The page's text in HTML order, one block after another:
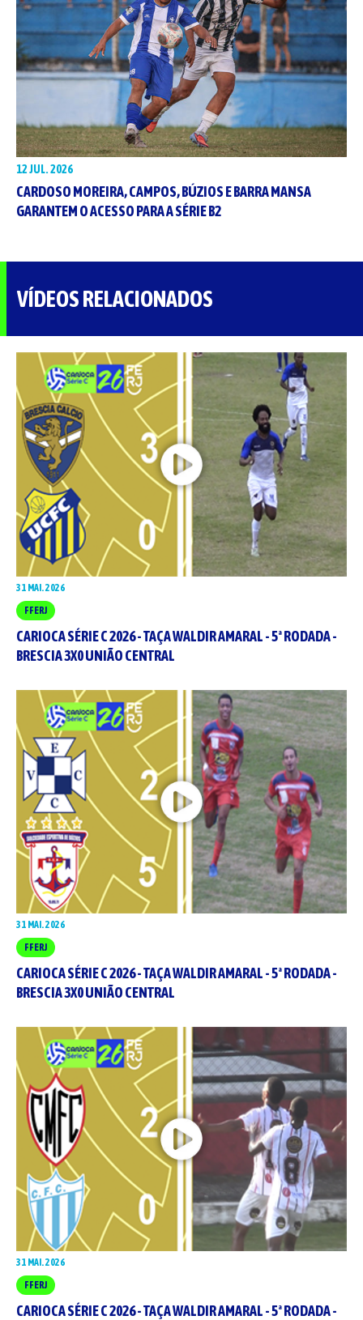
12 JUL. 2026
CARDOSO MOREIRA, CAMPOS, BÚZIOS E BARRA MANSA
GARANTEM O ACESSO PARA A SÉRIE B2
VÍDEOS RELACIONADOS
31 MAI. 2026
FFERJ
CARIOCA SÉRIE C 2026 - TAÇA WALDIR AMARAL - 5ª RODADA -
BRESCIA 3X0 UNIÃO CENTRAL
31 MAI. 2026
FFERJ
CARIOCA SÉRIE C 2026 - TAÇA WALDIR AMARAL - 5ª RODADA -
BRESCIA 3X0 UNIÃO CENTRAL
31 MAI. 2026
FFERJ
CARIOCA SÉRIE C 2026 - TAÇA WALDIR AMARAL - 5ª RODADA -